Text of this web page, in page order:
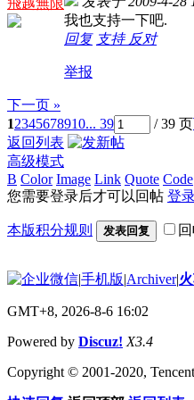
我也支持一下吧.
回复 支持 反对
举报
下一页 »
12345678910... 39 / 39 页
返回列表
高级模式
B Color Image Link Quote Code
您需要登录后才可以回帖 登
本版积分规则 发表回复
|手机版|Archiver|
GMT+8, 2026-8-6 16:02
Powered by Discuz! X3.4
Copyright © 2001-2020,